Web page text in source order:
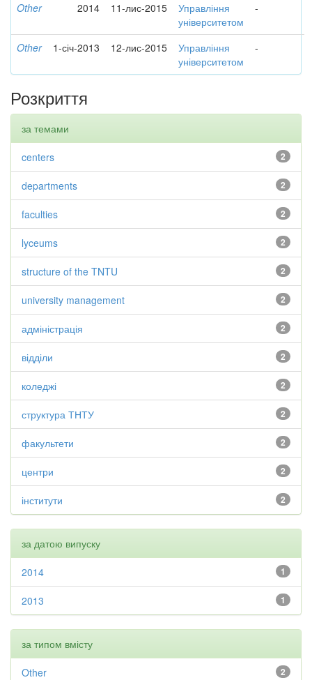
Other 2014 11-лис-2015
Управління
університетом
-
Other 1-січ-2013 12-лис-2015
Управління
університетом
-
Розкриття
за темами
2
centers
2
departments
2
faculties
2
lyceums
2
structure of the TNTU
2
university management
2
адміністрація
2
відділи
2
коледжі
2
структура ТНТУ
2
факультети
2
центри
2
інститути
за датою випуску
1
2014
1
2013
за типом вмісту
2
Other